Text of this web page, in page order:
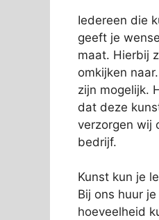
Iedereen die
geeft je
maat. Hierbij
omkijken
zijn mogelijk.
dat deze
verzorgen wij
bedrijf.
Kunst kun je
Bij ons huur
hoeveelheid